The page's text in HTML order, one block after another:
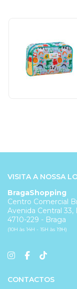
VISITA A NOSSA
BragaShopping
Centro Comercial
Avenida Central 33,
4710-229 - Braga
(10H às 14H - 15H às 19H)
CONTACTOS